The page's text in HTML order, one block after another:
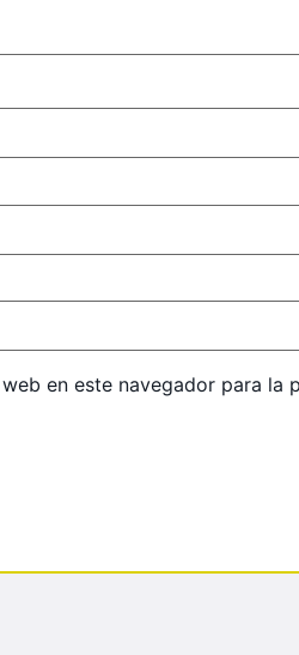
en este navegador para la